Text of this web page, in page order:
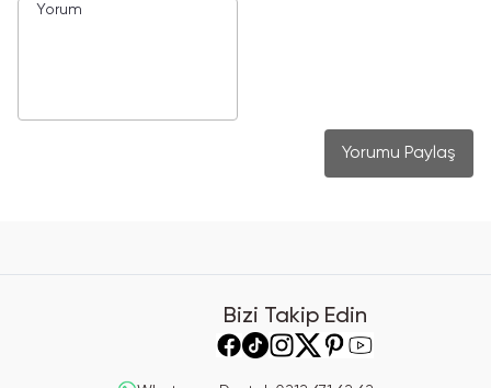
Yorumu Paylaş
Bizi Takip Edin